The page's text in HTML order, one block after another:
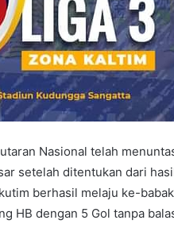
Nasional telah
setelah ditentukan dari
berhasil melaju ke-
HB dengan 5 Gol tanpa